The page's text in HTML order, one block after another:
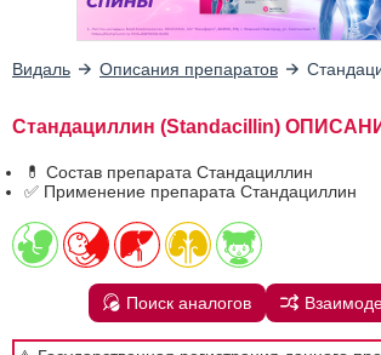
Видаль Описания препаратов
Стандациллин (Standacillin)
💊 Состав препарата Стандациллин
✅ Применение препарата Стандациллин
Поиск аналогов